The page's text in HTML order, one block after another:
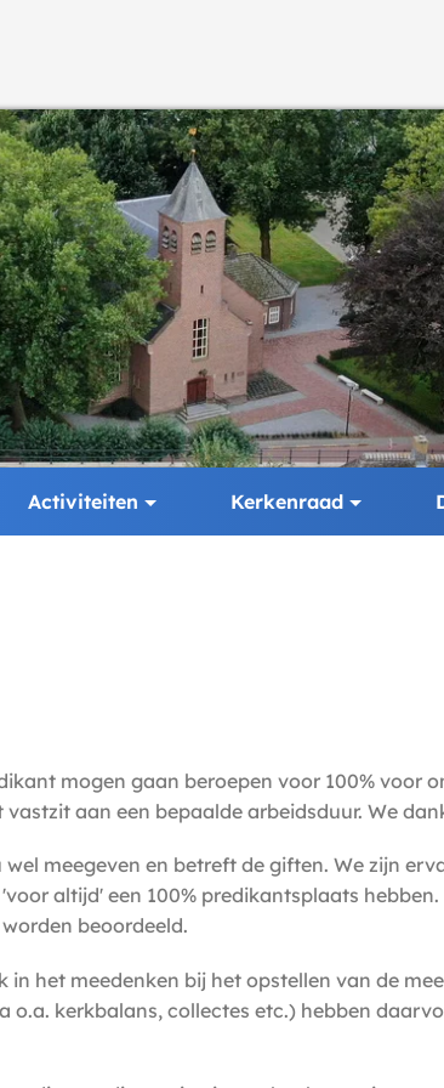
Activiteiten Kerkenraad
mogen gaan beroepen voor 100% voor
aan een bepaalde arbeidsduur. We
meegeven en betreft de giften. We zijn
altijd' een 100% predikantsplaats
beoordeeld.
het meedenken bij het opstellen van de
kerkbalans, collectes etc.) hebben